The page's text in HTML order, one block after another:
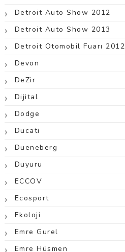
Detroit Auto Show 2012
Detroit Auto Show 2013
Detroit Otomobil Fuarı 2012
Devon
DeZir
Dijital
Dodge
Ducati
Dueneberg
Duyuru
ECCOV
Ecosport
Ekoloji
Emre Gurel
Emre Hüsmen